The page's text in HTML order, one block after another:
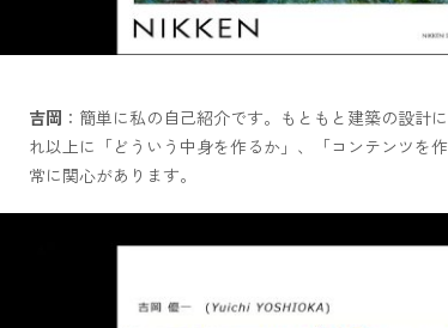
吉岡 ：簡単に私の自己紹介です。もともと建築の設計
れ以上に「どういう中身を作るか」、「コンテンツを
常に関心があります。